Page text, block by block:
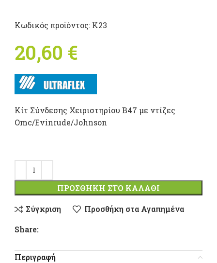
Κωδικός προϊόντος: Κ23
20,60 €
Kίτ Σύνδεσης Χειριστηρίου Β47 με ντίζες
Omc/Evinrude/Johnson
ΠΡΟΣΘΉΚΗ ΣΤΟ ΚΑΛΆΘΙ
Σύγκριση
Προσθήκη στα Αγαπημένα
Share:
Περιγραφή